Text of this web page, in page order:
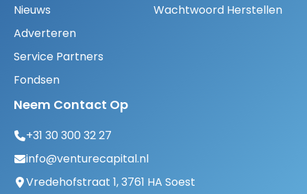
Nieuws
Adverteren
Service Partners
Fondsen
Wachtwoord Herstellen
Neem Contact Op
+31 30 300 32 27
info@venturecapital.nl
Vredehofstraat 1, 3761 HA Soest